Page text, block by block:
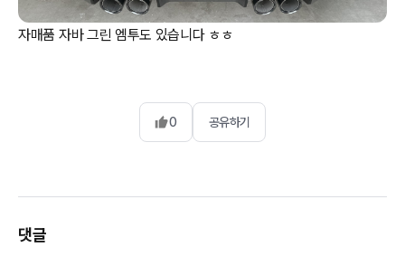
자매품 자바 그린 엠투도 있습니다 ㅎㅎ
0 공유하기
댓글